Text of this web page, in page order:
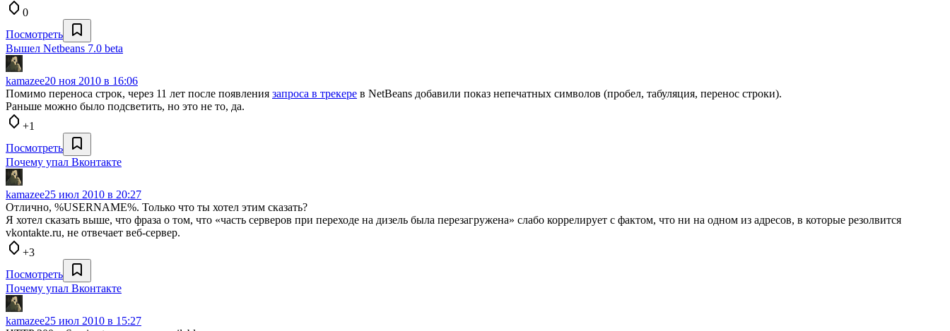
0
Посмотреть
Вышел Netbeans 7.0 beta
kamazee20 ноя 2010 в 16:06
Помимо переноса строк, через 11 лет после появления запроса в трекере в NetBeans добавили показ непечатных символов (пробел, табуляция, перенос строки).
Раньше можно было подсветить, но это не то, да.
+1
Посмотреть
Почему упал Вконтакте
kamazee25 июл 2010 в 20:27
Отлично, %USERNAME%. Только что ты хотел этим сказать?
Я хотел сказать выше, что фраза о том, что «часть серверов при переходе на дизель была перезагружена» слабо коррелирует с фактом, что ни на одном из адресов, в которые резолвится
vkontakte.ru, не отвечает веб-сервер.
+3
Посмотреть
Почему упал Вконтакте
kamazee25 июл 2010 в 15:27